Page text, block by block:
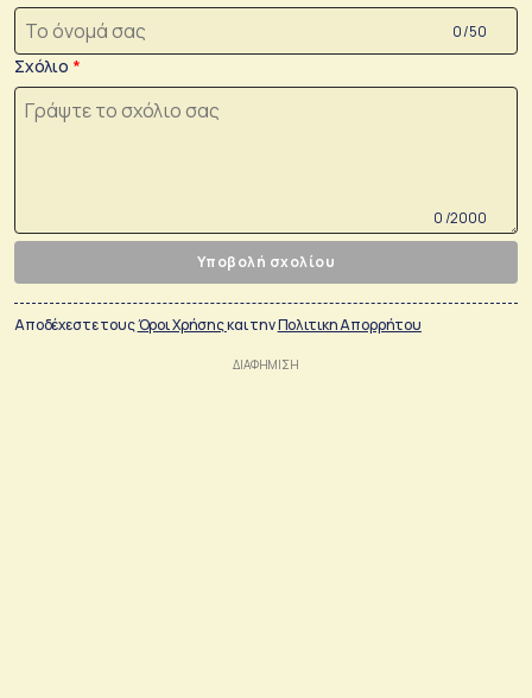
0 /50
Σχόλιο
0 /2000
Υποβολή σχολίου
Αποδέχεστε τουςΌροι Χρήσηςκαι τηνΠολιτικη Απορρήτου